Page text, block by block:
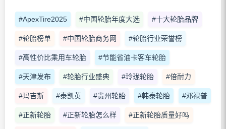
#ApexTire2025 #中国轮胎年度大选 #十大轮胎品牌
#轮胎榜单 #中国轮胎商务网 #轮胎行业荣誉榜
#高性价比乘用车轮胎 #节能省油卡客车轮胎
#天津发布 #轮胎行业盛典 #玲珑轮胎 #倍耐力
#玛吉斯 #泰凯英 #贵州轮胎 #韩泰轮胎 #邓禄普
#正新轮胎 #正新轮胎怎么样 #正新轮胎质量好吗